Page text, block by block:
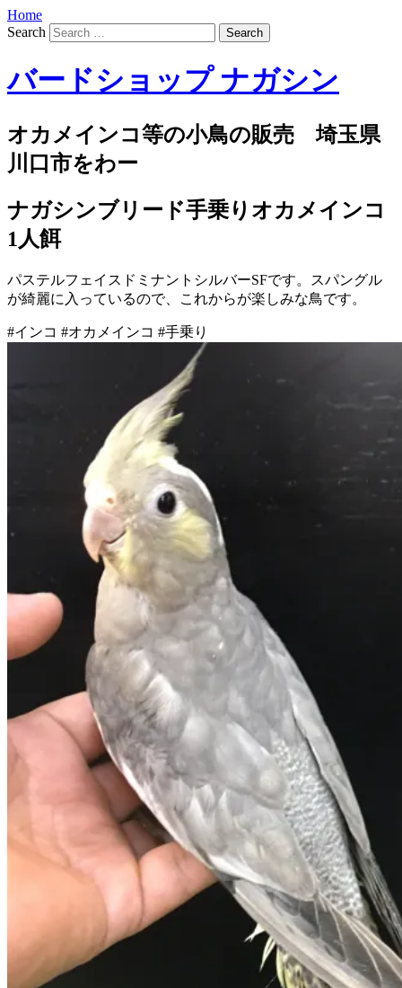
Home
Search
バードショップ ナガシン
オカメインコ等の小鳥の販売 埼玉県
川口市をわー
ナガシンブリード手乗りオカメインコ
1人餌
パステルフェイスドミナントシルバーSFです。スパングル
が綺麗に入っているので、これからが楽しみな鳥です。
#インコ #オカメインコ #手乗り